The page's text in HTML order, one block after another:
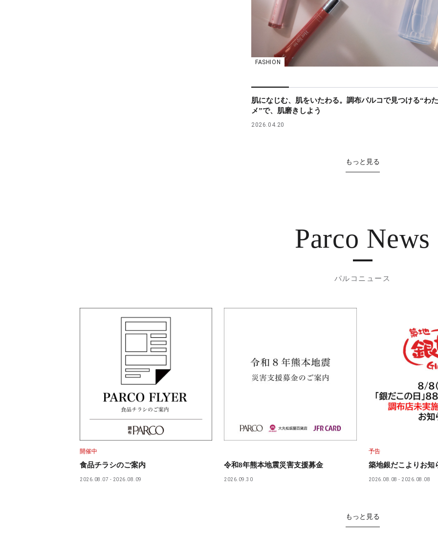
FASHION
肌になじむ、肌をいたわる。調布パルコで見つける“わ
メ”で、肌磨きしよう
2026.04.20
もっと見る
Parco News
パルコニュース
開催中
食品チラシのご案内
2026.08.07 2026.08.09
令和8年熊本地震災害支援募金
2026.09.30
予告
築地銀だこよりお知
2026.08.08 2026.08.08
もっと見る